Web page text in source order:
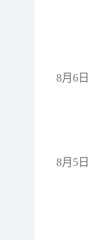
8月6日
8月5日